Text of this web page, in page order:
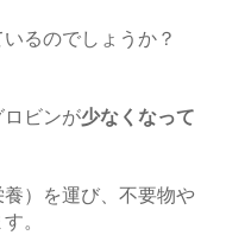
るのでしょうか？
ロビンが少なくなって
）を運び、不要物や
。